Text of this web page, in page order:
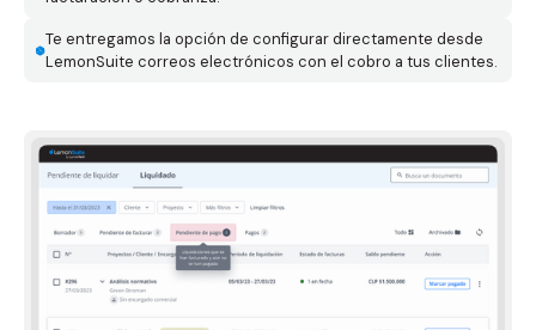
Te entregamos la opción de configurar directamente desde
LemonSuite correos electrónicos con el cobro a tus clientes.